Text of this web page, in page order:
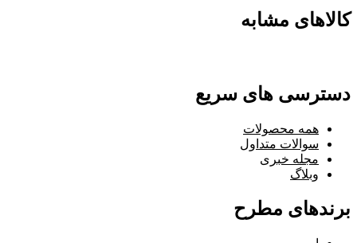
کالاهای مشابه
دسترسی های سریع
همه محصولات
سوالات متداول
مجله خبری
وبلاگ
برندهای مطرح